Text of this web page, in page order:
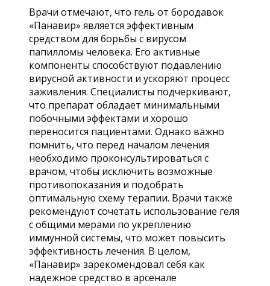
Врачи отмечают, что гель от бородавок
«Панавир» является эффективным
средством для борьбы с вирусом
папилломы человека. Его активные
компоненты способствуют подавлению
вирусной активности и ускоряют процесс
заживления. Специалисты подчеркивают,
что препарат обладает минимальными
побочными эффектами и хорошо
переносится пациентами. Однако важно
помнить, что перед началом лечения
необходимо проконсультироваться с
врачом, чтобы исключить возможные
противопоказания и подобрать
оптимальную схему терапии. Врачи также
рекомендуют сочетать использование геля
с общими мерами по укреплению
иммунной системы, что может повысить
эффективность лечения. В целом,
«Панавир» зарекомендовал себя как
надежное средство в арсенале